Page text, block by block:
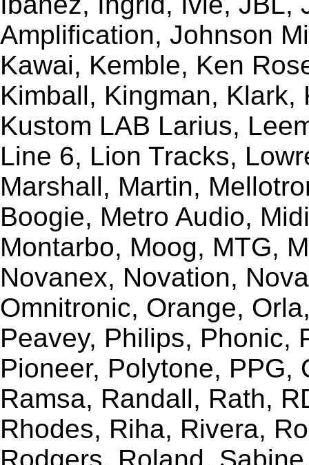
Amplification, Johnson
Kawai, Kemble, Ken
Kimball, Kingman,
Kustom LAB Larius,
Line 6, Lion Tracks,
Marshall, Martin,
Boogie, Metro Audio,
Montarbo, Moog, MTG,
Novanex, Novation,
Omnitronic, Orange,
Peavey, Philips, Phonic,
Pioneer, Polytone, PPG,
Ramsa, Randall, Rath,
Rhodes, Riha, Rivera,